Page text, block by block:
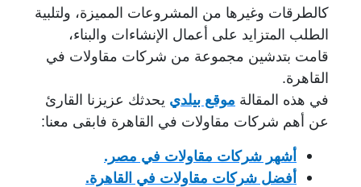
كالطرقات وغيرها من المشروعات المميزة، ولتلبية
الطلب المتزايد على أعمال الإنشاءات والبناء،
قامت بتدشين مجموعة من شركات مقاولات في
القاهرة.
في هذه المقالة موقع بيلدي يحدثك عزيزنا القارئ
عن أهم شركات مقاولات في القاهرة فابقى معنا:
أشهر شركات مقاولات في مصر.
أفضل شركات مقاولات في القاهرة.